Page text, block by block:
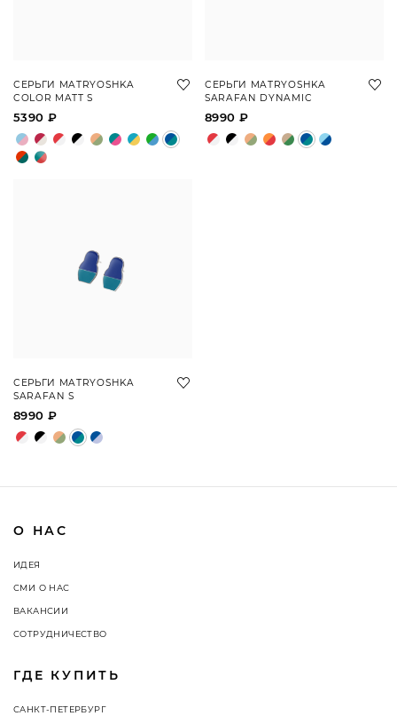
СЕРЬГИ MATRYOSHKA
COLOR MATT S
5390 ₽
СЕРЬГИ MATRYOSHKA
SARAFAN DYNAMIC
8990 ₽
СЕРЬГИ MATRYOSHKA
SARAFAN S
8990 ₽
О НАС
ИДЕЯ
СМИ О НАС
ВАКАНСИИ
СОТРУДНИЧЕСТВО
ГДЕ КУПИТЬ
САНКТ-ПЕТЕРБУРГ